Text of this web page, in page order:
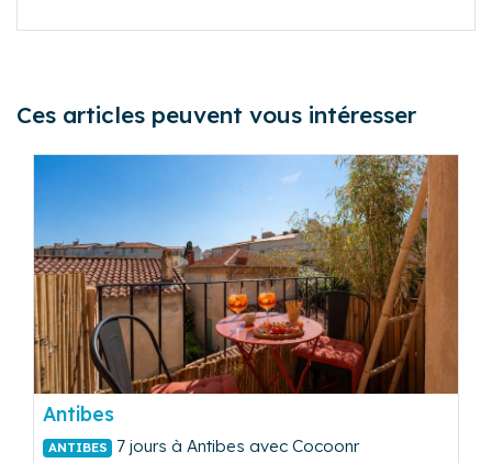
Ces articles peuvent vous intéresser
Antibes
ANTIBES
7 jours à Antibes avec Cocoonr